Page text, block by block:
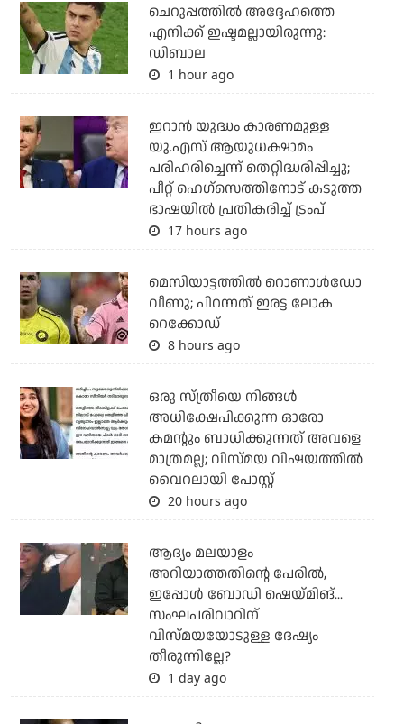
ചെറുപ്പത്തില്‍ അദ്ദേഹത്തെ
എനിക്ക് ഇഷ്ടമല്ലായിരുന്നു:
ഡിബാല
1 hour ago
ഇറാന്‍ യുദ്ധം കാരണമുള്ള
യു.എസ് ആയുധക്ഷാമം
പരിഹരിച്ചെന്ന് തെറ്റിദ്ധരിപ്പിച്ചു;
പീറ്റ് ഹെഗ്‌സെത്തിനോട് കടുത്ത
ഭാഷയില്‍ പ്രതികരിച്ച് ട്രംപ്
17 hours ago
മെസിയാട്ടത്തില്‍ റൊണാള്‍ഡോ
വീണു; പിറന്നത് ഇരട്ട ലോക
റെക്കോഡ്
8 hours ago
ഒരു സ്ത്രീയെ നിങ്ങള്‍
അധിക്ഷേപിക്കുന്ന ഓരോ
കമന്റും ബാധിക്കുന്നത് അവളെ
മാത്രമല്ല; വിസ്മയ വിഷയത്തില്‍
വൈറലായി പോസ്റ്റ്
20 hours ago
ആദ്യം മലയാളം
അറിയാത്തതിന്റെ പേരില്‍,
ഇപ്പോള്‍ ബോഡി ഷെയ്മിങ്...
സംഘപരിവാറിന്
വിസ്മയയോടുള്ള ദേഷ്യം
തീരുന്നില്ലേ?
1 day ago